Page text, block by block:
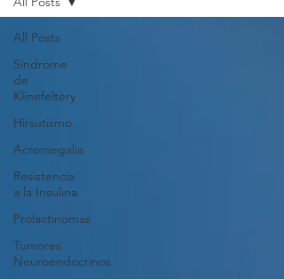
All Posts
Síndrome
de
Klinefeltery
Hirsutismo
Acromegalia
Resistencia
a la Insulina
Prolactinomas
Tumores
Neuroendocrinos